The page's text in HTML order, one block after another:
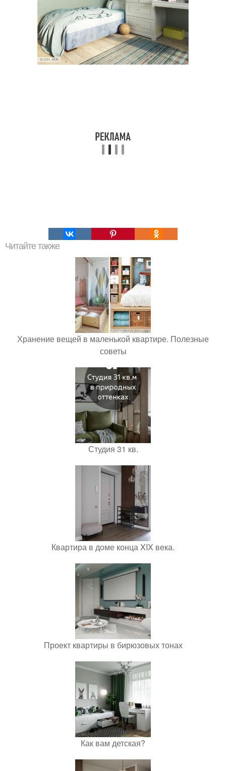
Читайте также
Хранение вещей в маленькой квартире. Полезные
советы
Студия 31 кв.
Квартира в доме конца XIX века.
Проект квартиры в бирюзовых тонах
Как вам детская?